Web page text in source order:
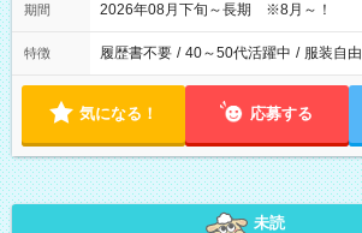
期間 2026年08月下旬～長期 ※8月～！
特徴 履歴書不要 / 40～50代活躍中 / 服装自由
気になる！ 応募する
未読